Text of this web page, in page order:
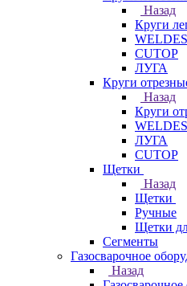
Назад
Круги
CUTOP
ЛУГА
Круги
Назад
Круги
ЛУГА
CUTOP
Щетки
Назад
Щетки
Ручные
Щетки
Сегменты
Газосварочное
Назад